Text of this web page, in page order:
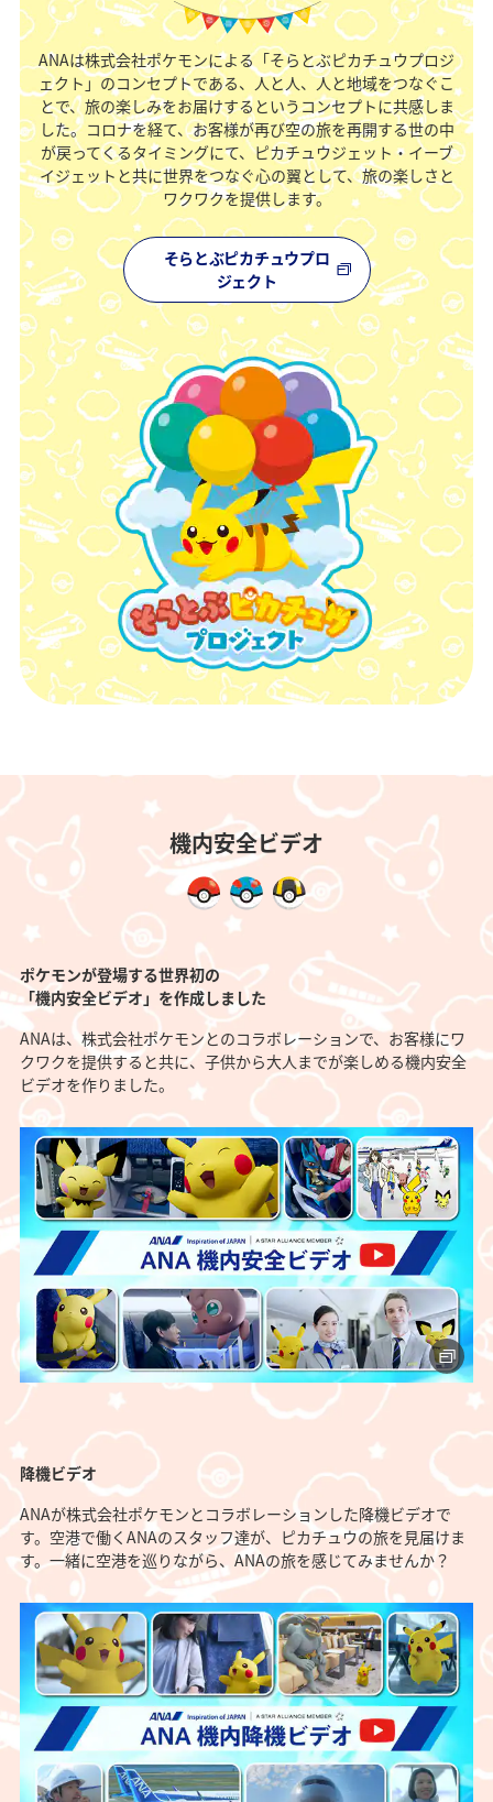
ANAは株式会社ポケモンによる「そらとぶピカチュウプロジ
ェクト」のコンセプトである、人と人、人と地域をつなぐこ
とで、旅の楽しみをお届けするというコンセプトに共感しま
した。コロナを経て、お客様が再び空の旅を再開する世の中
が戻ってくるタイミングにて、ピカチュウジェット・イーブ
イジェットと共に世界をつなぐ心の翼として、旅の楽しさと
ワクワクを提供します。
そらとぶピカチュウプロ
ジェクト
機内安全ビデオ
ポケモンが登場する世界初の
「機内安全ビデオ」を作成しました
ANAは、株式会社ポケモンとのコラボレーションで、お客様にワ
クワクを提供すると共に、子供から大人までが楽しめる機内安全
ビデオを作りました。
降機ビデオ
ANAが株式会社ポケモンとコラボレーションした降機ビデオで
す。空港で働くANAのスタッフ達が、ピカチュウの旅を見届けま
す。一緒に空港を巡りながら、ANAの旅を感じてみませんか？